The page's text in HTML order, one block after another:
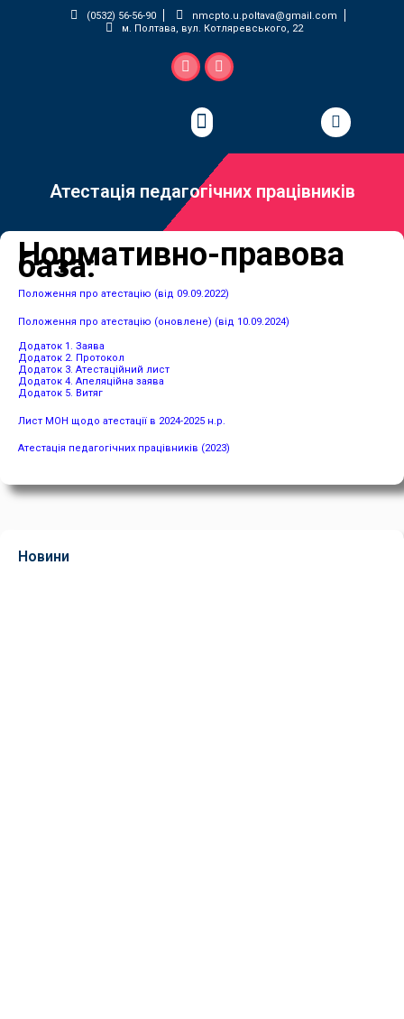
(0532) 56-56-90
nmcpto.u.poltava@gmail.com
м. Полтава, вул. Котляревського, 22
Атестація педагогічних працівників
Нормативно-правова
база:
Положення про атестацію (від 09.09.2022)
Положення про атестацію (оновлене) (від 10.09.2024)
Додаток 1. Заява
Додаток 2. Протокол
Додаток 3. Атестаційний лист
Додаток 4. Апеляційна заява
Додаток 5. Витяг
Лист МОН щодо атестації в 2024-2025 н.р.
Атестація педагогічних працівників (2023)
Новини